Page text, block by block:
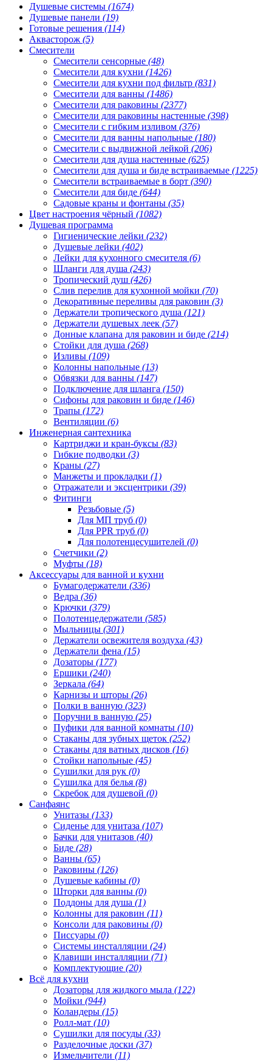
Душевые системы (1674)
Душевые панели (19)
Готовые решения (114)
Аквасторож (5)
Смесители
Смесители сенсорные (48)
Смесители для кухни (1426)
Смесители для кухни под фильтр (831)
Смесители для ванны (1486)
Смесители для раковины (2377)
Смесители для раковины настенные (398)
Смесители с гибким изливом (376)
Смесители для ванны напольные (180)
Смесители с выдвижной лейкой (206)
Смесители для душа настенные (625)
Смесители для душа и биде встраиваемые (1225)
Смесители встраиваемые в борт (390)
Смесители для биде (644)
Садовые краны и фонтаны (35)
Цвет настроения чёрный (1082)
Душевая программа
Гигиенические лейки (232)
Душевые лейки (402)
Лейки для кухонного смесителя (6)
Шланги для душа (243)
Тропический душ (426)
Слив перелив для кухонной мойки (70)
Декоративные переливы для раковин (3)
Держатели тропического душа (121)
Держатели душевых леек (57)
Донные клапана для раковин и биде (214)
Стойки для душа (268)
Изливы (109)
Колонны напольные (13)
Обвязки для ванны (147)
Подключение для шланга (150)
Сифоны для раковин и биде (146)
Трапы (172)
Вентиляции (6)
Инженерная сантехника
Картриджи и кран-буксы (83)
Гибкие подводки (3)
Краны (27)
Манжеты и прокладки (1)
Отражатели и эксцентрики (39)
Фитинги
Резьбовые (5)
Для МП труб (0)
Для PPR труб (0)
Для полотенцесушителей (0)
Счетчики (2)
Муфты (18)
Аксессуары для ванной и кухни
Бумагодержатели (336)
Ведра (36)
Крючки (379)
Полотенцедержатели (585)
Мыльницы (301)
Держатели освежителя воздуха (43)
Держатели фена (15)
Дозаторы (177)
Ершики (240)
Зеркала (64)
Карнизы и шторы (26)
Полки в ванную (323)
Поручни в ванную (25)
Пуфики для ванной комнаты (10)
Стаканы для зубных щеток (252)
Стаканы для ватных дисков (16)
Стойки напольные (45)
Сушилки для рук (0)
Сушилка для белья (8)
Скребок для душевой (0)
Санфаянс
Унитазы (133)
Сиденье для унитаза (107)
Бачки для унитазов (40)
Биде (28)
Ванны (65)
Раковины (126)
Душевые кабины (0)
Шторки для ванны (0)
Поддоны для душа (1)
Колонны для раковин (11)
Консоли для раковины (0)
Писсуары (0)
Системы инсталляции (24)
Клавиши инсталляции (71)
Комплектующие (20)
Всё для кухни
Дозаторы для жидкого мыла (122)
Мойки (944)
Коландеры (15)
Ролл-мат (10)
Сушилки для посуды (33)
Разделочные доски (37)
Измельчители (11)